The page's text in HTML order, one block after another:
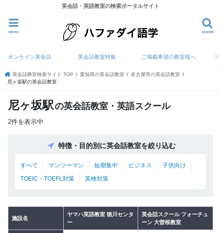
英会話・英語教室の検索ポータルサイト
search
menu
オンライン英会話 英会話教室特集 ご掲載希望の教室様へ
英会話教室検索サイト TOP 愛知県の英会話教室
名古屋市の英会話教室
尼ヶ坂駅の英会話教室
尼ヶ坂駅の英会話教室・英語スクール
2件を表示中
特徴・目的別に英会話教室を絞り込む
すべて マンツーマン 短期集中 ビジネス
子供向け
TOEIC・TOEFL対策
英検対策
施設名
ヤマハ英語教室 徳川センタ
ー
英会話スクール フォーチュ
ーン 大曽根教室